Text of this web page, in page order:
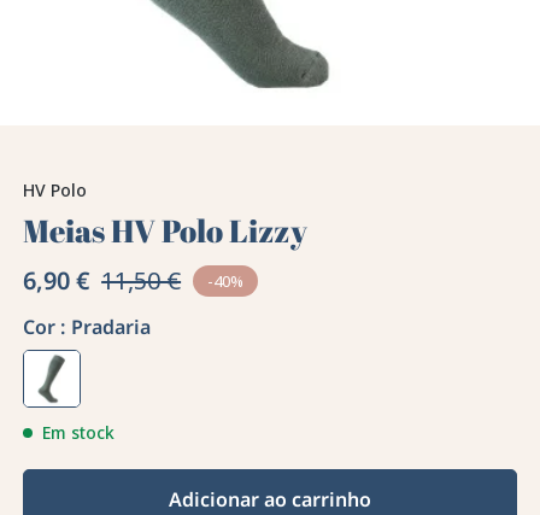
HV Polo
Meias HV Polo Lizzy
6,90 € 11,50 € -40%
Cor : Pradaria
Em stock
Adicionar ao carrinho